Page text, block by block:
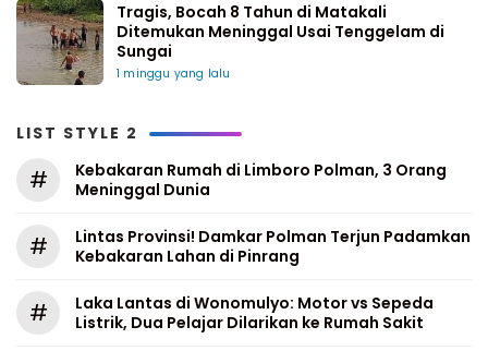
Tragis, Bocah 8 Tahun di Matakali
Ditemukan Meninggal Usai Tenggelam di
Sungai
1 minggu yang lalu
LIST STYLE 2
#
Kebakaran Rumah di Limboro Polman, 3 Orang
Meninggal Dunia
#
Lintas Provinsi! Damkar Polman Terjun Padamkan
Kebakaran Lahan di Pinrang
#
Laka Lantas di Wonomulyo: Motor vs Sepeda
Listrik, Dua Pelajar Dilarikan ke Rumah Sakit